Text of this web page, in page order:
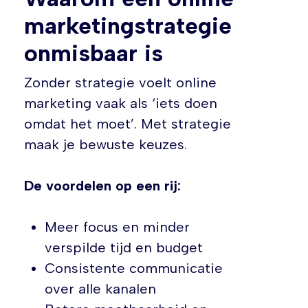
marketingstrategie
onmisbaar is
Zonder strategie voelt online
marketing vaak als ‘iets doen
omdat het moet’. Met strategie
maak je bewuste keuzes.
De voordelen op een rij:
Meer focus en minder
verspilde tijd en budget
Consistente communicatie
over alle kanalen